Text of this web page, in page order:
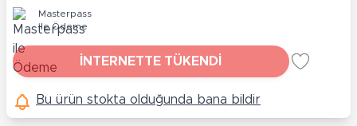
Masterpass
ile Ödeme
İNTERNETTE TÜKENDİ
Bu ürün stokta olduğunda bana bildir